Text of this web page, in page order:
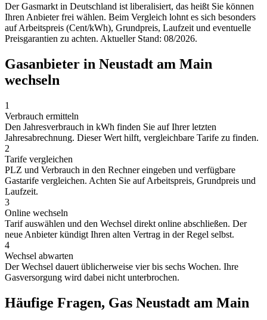
Der Gasmarkt in Deutschland ist liberalisiert, das heißt Sie können
Ihren Anbieter frei wählen. Beim Vergleich lohnt es sich besonders
auf Arbeitspreis (Cent/kWh), Grundpreis, Laufzeit und eventuelle
Preisgarantien zu achten. Aktueller Stand: 08/2026.
Gasanbieter in Neustadt am Main
wechseln
1
Verbrauch ermitteln
Den Jahresverbrauch in kWh finden Sie auf Ihrer letzten
Jahresabrechnung. Dieser Wert hilft, vergleichbare Tarife zu finden.
2
Tarife vergleichen
PLZ und Verbrauch in den Rechner eingeben und verfügbare
Gastarife vergleichen. Achten Sie auf Arbeitspreis, Grundpreis und
Laufzeit.
3
Online wechseln
Tarif auswählen und den Wechsel direkt online abschließen. Der
neue Anbieter kündigt Ihren alten Vertrag in der Regel selbst.
4
Wechsel abwarten
Der Wechsel dauert üblicherweise vier bis sechs Wochen. Ihre
Gasversorgung wird dabei nicht unterbrochen.
Häufige Fragen, Gas Neustadt am Main